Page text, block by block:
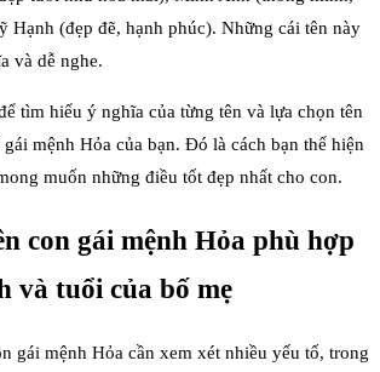
Hạnh (đẹp đẽ, hạnh phúc). Những cái tên này
và dễ nghe.
tìm hiểu ý nghĩa của từng tên và lựa chọn tên
mệnh Hỏa của bạn. Đó là cách bạn thể hiện
muốn những điều tốt đẹp nhất cho con.
con gái mệnh Hỏa phù hợp
và tuổi của bố mẹ
gái mệnh Hỏa cần xem xét nhiều yếu tố, trong